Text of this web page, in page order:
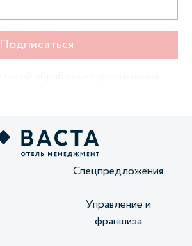
Подписаться
Спецпредложения
Управление и
франшиза